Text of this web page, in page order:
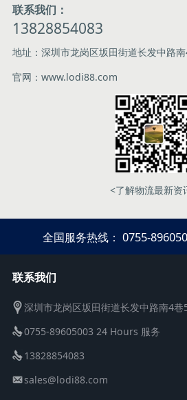
联系我们：
13828854083
地址：深圳市龙岗区坂田街道长发中路
官网：www.lodi88.com
<了解物流最新资
全国服务热线： 0755-
联系我们
深圳市龙岗区坂田街道长发中路南4
0755-89605003 24 Hours 服务
13828854083
sales@lodi88.com